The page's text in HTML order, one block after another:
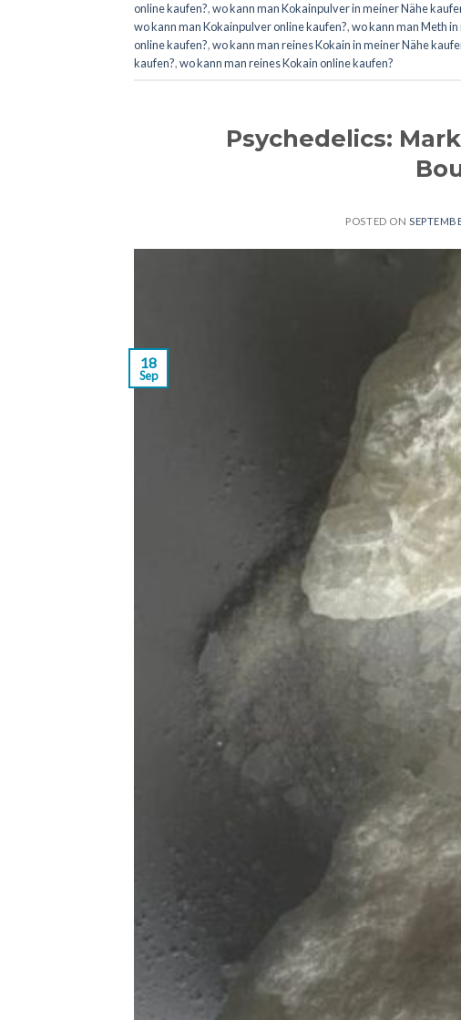
online kaufen?,wo kann man Kokainpulver in meiner Nähe
wo kann man Kokainpulver online kaufen?,wo kann man Meth
online kaufen?,wo kann man reines Kokain in meiner Nähe
kaufen?,wo kann man reines Kokain online kaufen?
Psychedelics:
POSTED ON
18
Sep